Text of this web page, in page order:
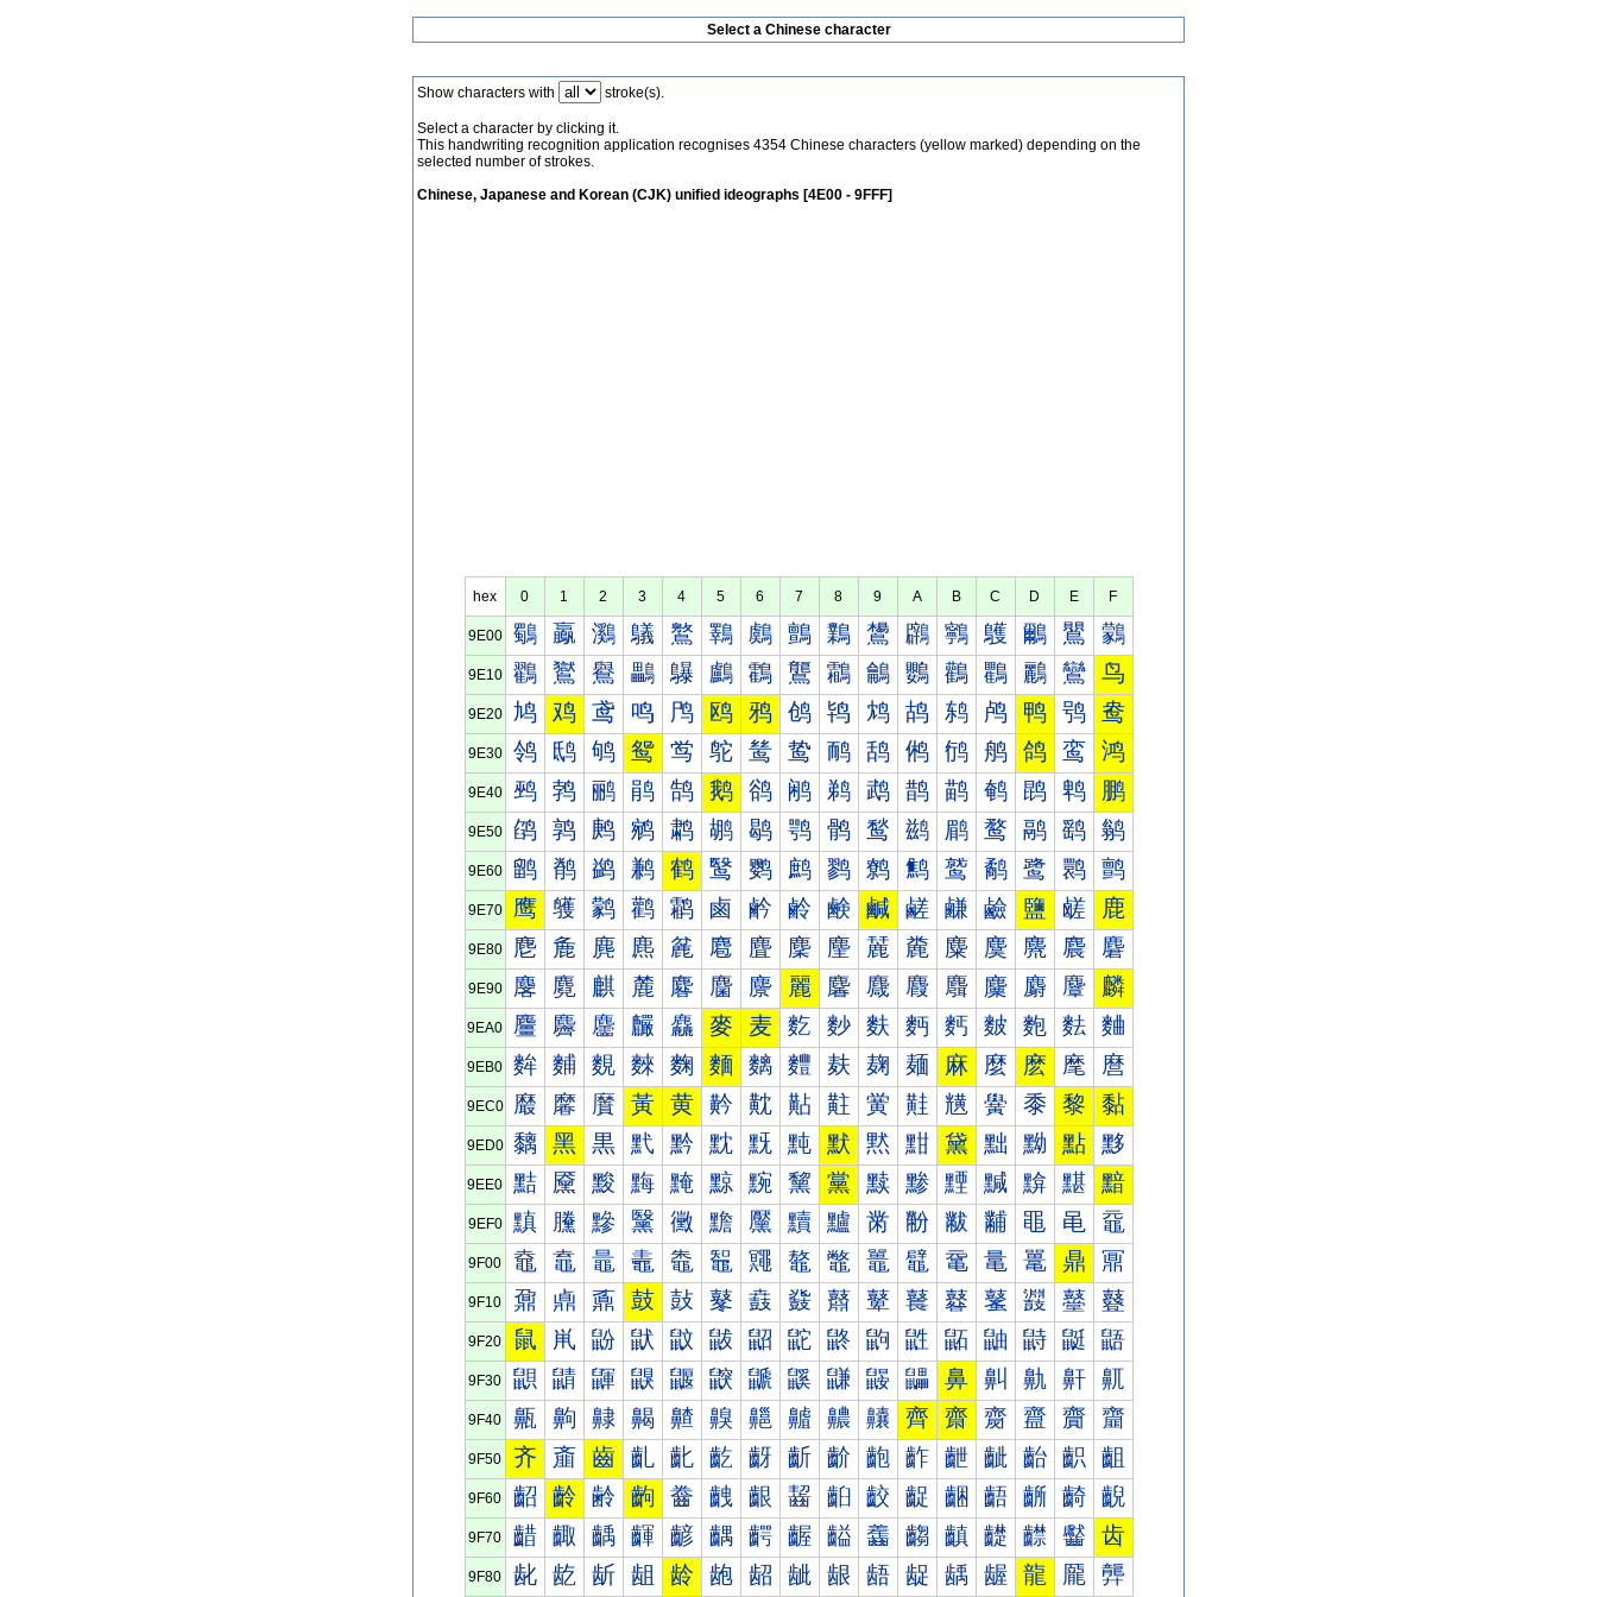
Select a Chinese character
Show characters with stroke(s).
Select a character by clicking it.
This handwriting recognition application recognises 4354 Chinese characters (yellow marked) depending on the
selected number of strokes.
Chinese, Japanese and Korean (CJK) unified ideographs [4E00 - 9FFF]
hex 0 1 2 3 4 5 6 7 8 9 A B C D E F
9E00 鸀 鸁 鸂 鸃 鸄 鸅 鸆 鸇 鸈 鸉 鸊 鸋 鸌 鸍 鸎 鸏
9E10 鸐 鸑 鸒 鸓 鸔 鸕 鸖 鸗 鸘 鸙 鸚 鸛 鸜 鸝 鸞 鸟
9E20 鸠 鸡 鸢 鸣 鸤 鸥 鸦 鸧 鸨 鸩 鸪 鸫 鸬 鸭 鸮 鸯
9E30 鸰 鸱 鸲 鸳 鸴 鸵 鸶 鸷 鸸 鸹 鸺 鸻 鸼 鸽 鸾 鸿
9E40 鹀 鹁 鹂 鹃 鹄 鹅 鹆 鹇 鹈 鹉 鹊 鹋 鹌 鹍 鹎 鹏
9E50 鹐 鹑 鹒 鹓 鹔 鹕 鹖 鹗 鹘 鹙 鹚 鹛 鹜 鹝 鹞 鹟
9E60 鹠 鹡 鹢 鹣 鹤 鹥 鹦 鹧 鹨 鹩 鹪 鹫 鹬 鹭 鹮 鹯
9E70 鹰 鹱 鹲 鹳 鹴 鹵 鹶 鹷 鹸 鹹 鹺 鹻 鹼 鹽 鹾 鹿
9E80 麀 麁 麂 麃 麄 麅 麆 麇 麈 麉 麊 麋 麌 麍 麎 麏
9E90 麐 麑 麒 麓 麔 麕 麖 麗 麘 麙 麚 麛 麜 麝 麞 麟
9EA0 麠 麡 麢 麣 麤 麥 麦 麧 麨 麩 麪 麫 麬 麭 麮 麯
9EB0 麰 麱 麲 麳 麴 麵 麶 麷 麸 麹 麺 麻 麼 麽 麾 麿
9EC0 黀 黁 黂 黃 黄 黅 黆 黇 黈 黉 黊 黋 黌 黍 黎 黏
9ED0 黐 黑 黒 黓 黔 黕 黖 黗 默 黙 黚 黛 黜 黝 點 黟
9EE0 黠 黡 黢 黣 黤 黥 黦 黧 黨 黩 黪 黫 黬 黭 黮 黯
9EF0 黰 黱 黲 黳 黴 黵 黶 黷 黸 黹 黺 黻 黼 黽 黾 黿
9F00 鼀 鼁 鼂 鼃 鼄 鼅 鼆 鼇 鼈 鼉 鼊 鼋 鼌 鼍 鼎 鼏
9F10 鼐 鼑 鼒 鼓 鼔 鼕 鼖 鼗 鼘 鼙 鼚 鼛 鼜 鼝 鼞 鼟
9F20 鼠 鼡 鼢 鼣 鼤 鼥 鼦 鼧 鼨 鼩 鼪 鼫 鼬 鼭 鼮 鼯
9F30 鼰 鼱 鼲 鼳 鼴 鼵 鼶 鼷 鼸 鼹 鼺 鼻 鼼 鼽 鼾 鼿
9F40 齀 齁 齂 齃 齄 齅 齆 齇 齈 齉 齊 齋 齌 齍 齎 齏
9F50 齐 齑 齒 齓 齔 齕 齖 齗 齘 齙 齚 齛 齜 齝 齞 齟
9F60 齠 齡 齢 齣 齤 齥 齦 齧 齨 齩 齪 齫 齬 齭 齮 齯
9F70 齰 齱 齲 齳 齴 齵 齶 齷 齸 齹 齺 齻 齼 齽 齾 齿
9F80 龀 龁 龂 龃 龄 龅 龆 龇 龈 龉 龊 龋 龌 龍 龎 龏